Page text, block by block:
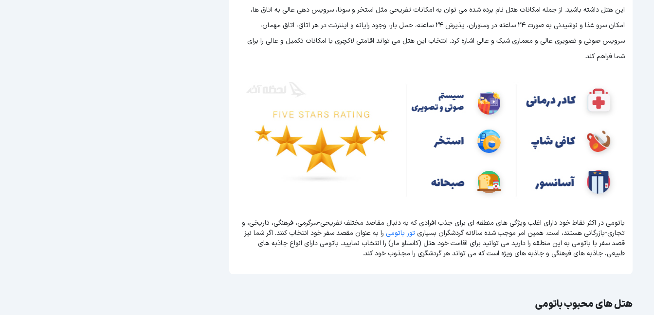
این هتل داشته باشید. از جمله امکانات هتل نام برده شده می توان به امکانات تفریحی مثل استخر و سونا، سرویس دهی عالی به اتاق ها،
امکان سرو غذا و نوشیدنی به صورت 24 ساعته در رستوران، پذیرش 24 ساعته، حمل بار، وجود رایانه و اینترنت در هر اتاق، اتاق مهمان،
سرویس صوتی و تصویری عالی و معماری شیک و عالی اشاره کرد. انتخاب این هتل می تواند اقامتی لاکچری با امکانات تکمیل و عالی را برای
شما فراهم کند.
باتومی در اکثر نقاط خود دارای اغلب ویژگی های منطقه ای برای جذب افرادی که به دنبال مقاصد مختلف تفریحی-سرگرمی، فرهنگی، تاریخی، و
تجاری-بازرگانی هستند، است. همین امر موجب شده سالانه گردشگران بسیاریتور باتومی را به عنوان مقصد سفر خود انتخاب کنند. اگر شما نیز
قصد سفر با باتومی به این منطقه را دارید می توانید برای اقامت خود هتل (کاستلو مار) را انتخاب نمایید. باتومی دارای انواع جاذبه های
طبیعی، جاذبه های فرهنگی و جاذبه های ویژه است که می تواند هر گردشگری را مجذوب خود کند.
هتل های محبوب باتومی